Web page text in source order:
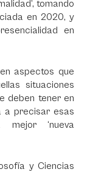
tomando
en 2020, y
en
aspectos que
situaciones
deben tener en
a precisar esas
‘nueva
y Ciencias